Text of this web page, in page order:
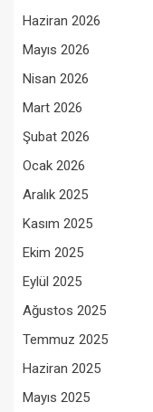
Haziran 2026
Mayıs 2026
Nisan 2026
Mart 2026
Şubat 2026
Ocak 2026
Aralık 2025
Kasım 2025
Ekim 2025
Eylül 2025
Ağustos 2025
Temmuz 2025
Haziran 2025
Mayıs 2025